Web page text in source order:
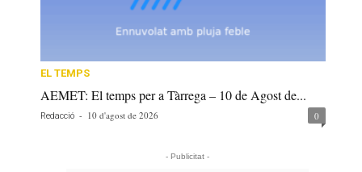
EL TEMPS
AEMET: El temps per a Tàrrega – 10 de Agost de...
Redacció - 10 d'agost de 2026 0
- Publicitat -